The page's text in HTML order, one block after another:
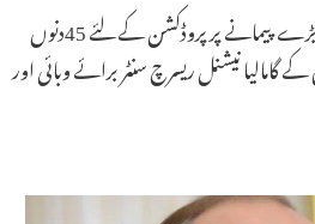
نیو اسپوتنیک اومیکران ور ژن بڑے پیمانے پر پروڈکشن کے لئے 45دنوں
گامالیا نیشنل ریسرچ سنٹر برائے وبائی اور